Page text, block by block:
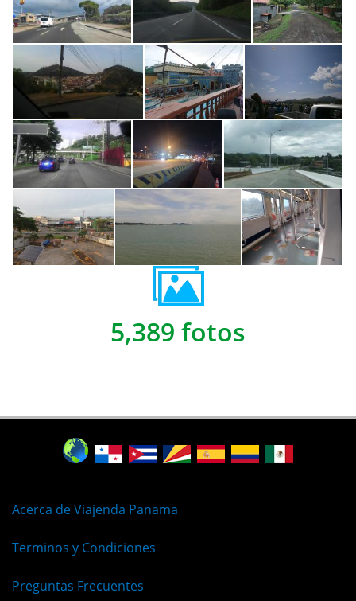
5,389 fotos
Acerca de Viajenda Panama
Terminos y Condiciones
Preguntas Frecuentes